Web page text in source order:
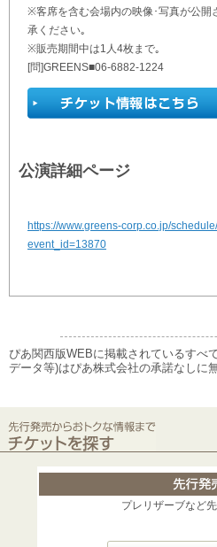
※客席を含む会場内の映像･写真が公開
承ください｡
※販売期間中は1人4枚まで｡
[問]GREENS■06-6882-1224
公演詳細ページ
https://www.greens-corp.co.jp/
event_id=13870
ぴあ関西版WEBに掲載されているすべ
データ等)はぴあ株式会社の承諾なしに
プレリザーブなど